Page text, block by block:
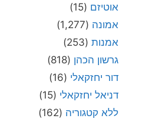
אוטיזם (15)
אמונה (1,277)
אמנות (253)
גרשון הכהן (818)
דור יחזקאלי (16)
דניאל יחזקאלי (15)
ללא קטגוריה (162)